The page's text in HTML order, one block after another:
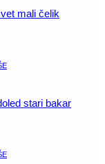
mali čelik
stari bakar